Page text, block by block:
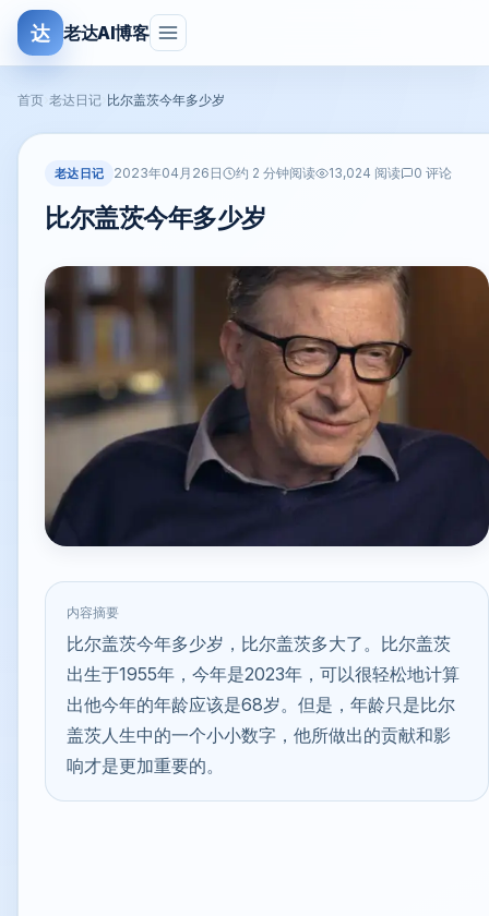
达 老达AI博客
首页 老达日记 比尔盖茨今年多少岁
老达日记 2023年04月26日 约 2 分钟阅读 13,024 阅读 0 评论
比尔盖茨今年多少岁
内容摘要
比尔盖茨今年多少岁，比尔盖茨多大了。比尔盖茨
出生于1955年，今年是2023年，可以很轻松地计算
出他今年的年龄应该是68岁。但是，年龄只是比尔
盖茨人生中的一个小小数字，他所做出的贡献和影
响才是更加重要的。